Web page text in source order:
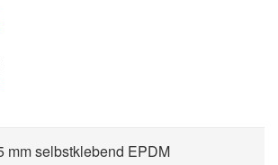
mm selbstklebend EPDM